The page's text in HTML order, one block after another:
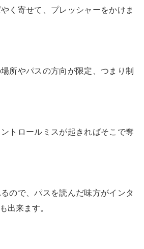
く寄せて、プレッシャーをかけま
所やパスの方向が限定、つまり制
トロールミスが起きればそこで奪
ので、パスを読んだ味方がインタ
出来ます。